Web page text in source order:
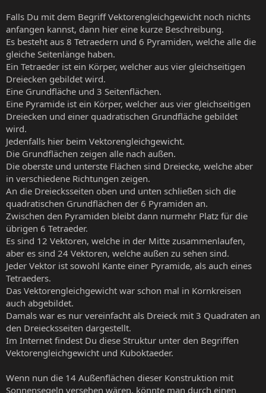
Falls Du mit dem Begriff Vektorengleichgewicht noch nichts
anfangen kannst, dann hier eine kurze Beschreibung.
Es besteht aus 8 Tetraedern und 6 Pyramiden, welche alle die
gleiche Seitenlänge haben.
Ein Tetraeder ist ein Körper, welcher aus vier gleichseitigen
Dreiecken gebildet wird.
Eine Grundfläche und 3 Seitenflächen.
Eine Pyramide ist ein Körper, welcher aus vier gleichseitigen
Dreiecken und einer quadratischen Grundfläche gebildet
wird.
Jedenfalls hier beim Vektorengleichgewicht.
Die Grundflächen zeigen alle nach außen.
Die oberste und unterste Flächen sind Dreiecke, welche aber
in verschiedene Richtungen zeigen.
An die Dreiecksseiten oben und unten schließen sich die
quadratischen Grundflächen der 6 Pyramiden an.
Zwischen den Pyramiden bleibt dann nurmehr Platz für die
übrigen 6 Tetraeder.
Es sind 12 Vektoren, welche in der Mitte zusammenlaufen,
aber es sind 24 Vektoren, welche außen zu sehen sind.
Jeder Vektor ist sowohl Kante einer Pyramide, als auch eines
Tetraeders.
Das Vektorengleichgewicht war schon mal in Kornkreisen
auch abgebildet.
Damals war es nur vereinfacht als Dreieck mit 3 Quadraten an
den Dreiecksseiten dargestellt.
Im Internet findest Du diese Struktur unter den Begriffen
Vektorengleichgewicht und Kuboktaeder.
Wenn nun die 14 Außenflächen dieser Konstruktion mit
Sonnensegeln versehen wären, könnte man durch einen